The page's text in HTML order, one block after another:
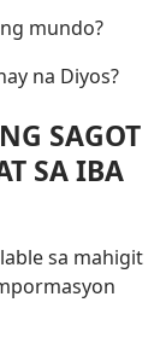
mundo?
na Diyos?
SAGOT
SA IBA
sa mahigit